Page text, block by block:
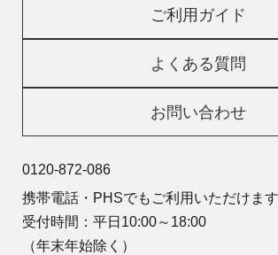
ご利用ガイド
よくある質問
お問い合わせ
0120-872-086
携帯電話・PHSでもご利用いただけます
受付時間：平日10:00～18:00
（年末年始除く）